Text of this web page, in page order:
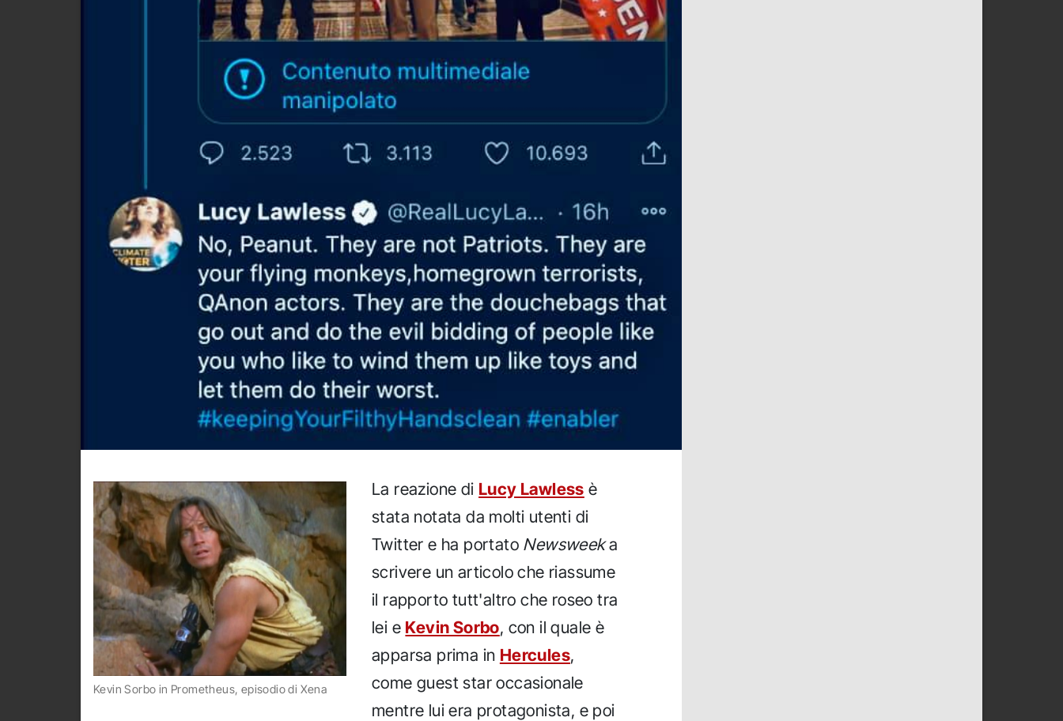
Kevin Sorbo in Prometheus, episodio di Xena
La reazione di Lucy Lawless è
stata notata da molti utenti di
Twitter e ha portato Newsweeka
scrivere un articolo che riassume
il rapporto tutt'altro che roseo tra
lei e Kevin Sorbo, con il quale è
apparsa prima in Hercules,
come guest star occasionale
mentre lui era protagonista, e poi